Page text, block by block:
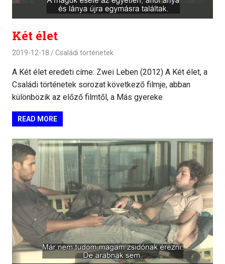
Két élet
2019-12-18 Családi történetek
A Két élet eredeti címe: Zwei Leben (2012) A Két élet, a
Családi történetek sorozat következő filmje, abban
különbözik az előző filmtől, a Más gyereke
READ MORE